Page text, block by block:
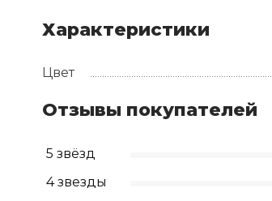
Характеристики
Цвет
Отзывы покупателей
5 звёзд
4 звезды